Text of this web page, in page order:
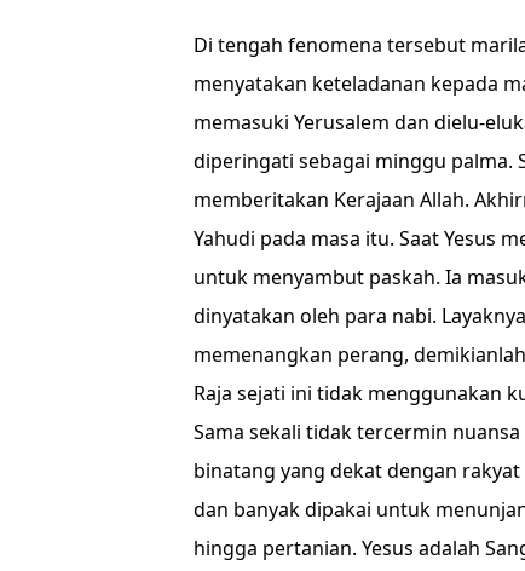
Di tengah fenomena tersebut
menyatakan keteladanan kepada
memasuki Yerusalem dan dielu-
diperingati sebagai minggu palma.
memberitakan Kerajaan Allah.
Yahudi pada masa itu. Saat Yesus
untuk menyambut paskah. Ia
dinyatakan oleh para nabi.
memenangkan perang,
Raja sejati ini tidak menggunakan
Sama sekali tidak tercermin
binatang yang dekat dengan
dan banyak dipakai untuk
hingga pertanian. Yesus adalah